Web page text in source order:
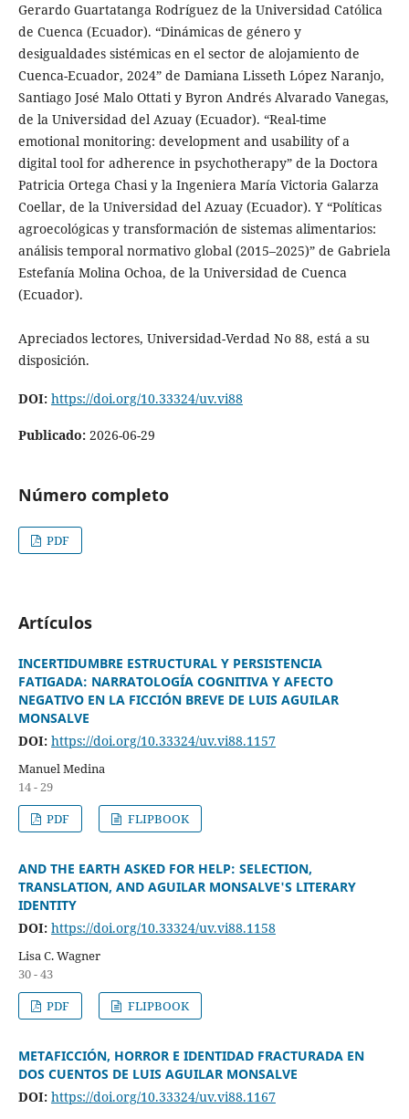
Gerardo Guartatanga Rodríguez de la Universidad Católica
de Cuenca (Ecuador). “Dinámicas de género y
desigualdades sistémicas en el sector de alojamiento de
Cuenca-Ecuador, 2024” de Damiana Lisseth López Naranjo,
Santiago José Malo Ottati y Byron Andrés Alvarado Vanegas,
de la Universidad del Azuay (Ecuador). “Real-time
emotional monitoring: development and usability of a
digital tool for adherence in psychotherapy” de la Doctora
Patricia Ortega Chasi y la Ingeniera María Victoria Galarza
Coellar, de la Universidad del Azuay (Ecuador). Y “Políticas
agroecológicas y transformación de sistemas alimentarios:
análisis temporal normativo global (2015–2025)” de Gabriela
Estefanía Molina Ochoa, de la Universidad de Cuenca
(Ecuador).
Apreciados lectores, Universidad-Verdad No 88, está a su
disposición.
DOI: https://doi.org/10.33324/uv.vi88
Publicado: 2026-06-29
Número completo
PDF
Artículos
INCERTIDUMBRE ESTRUCTURAL Y PERSISTENCIA
FATIGADA: NARRATOLOGÍA COGNITIVA Y AFECTO
NEGATIVO EN LA FICCIÓN BREVE DE LUIS AGUILAR
MONSALVE
DOI: https://doi.org/10.33324/uv.vi88.1157
Manuel Medina
14 - 29
PDF
FLIPBOOK
AND THE EARTH ASKED FOR HELP: SELECTION,
TRANSLATION, AND AGUILAR MONSALVE'S LITERARY
IDENTITY
DOI: https://doi.org/10.33324/uv.vi88.1158
Lisa C. Wagner
30 - 43
PDF
FLIPBOOK
METAFICCIÓN, HORROR E IDENTIDAD FRACTURADA EN
DOS CUENTOS DE LUIS AGUILAR MONSALVE
DOI: https://doi.org/10.33324/uv.vi88.1167